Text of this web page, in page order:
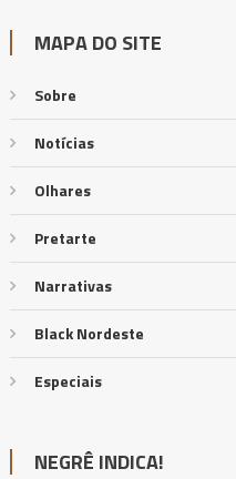
MAPA DO SITE
Sobre
Notícias
Olhares
Pretarte
Narrativas
Black Nordeste
Especiais
NEGRÊ INDICA!